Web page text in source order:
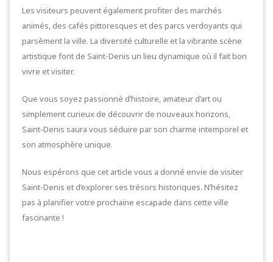
Les visiteurs peuvent également profiter des marchés
animés, des cafés pittoresques et des parcs verdoyants qui
parsèment la ville. La diversité culturelle et la vibrante scène
artistique font de Saint-Denis un lieu dynamique où il fait bon
vivre et visiter.
Que vous soyez passionné d’histoire, amateur d’art ou
simplement curieux de découvrir de nouveaux horizons,
Saint-Denis saura vous séduire par son charme intemporel et
son atmosphère unique.
Nous espérons que cet article vous a donné envie de visiter
Saint-Denis et d’explorer ses trésors historiques. N’hésitez
pas à planifier votre prochaine escapade dans cette ville
fascinante !